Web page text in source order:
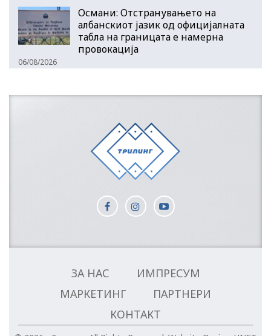
Османи: Отстранувањето на
албанскиот јазик од официјалната
табла на границата е намерна
провокација
06/08/2026
ЗА НАС
ИМПРЕСУМ
МАРКЕТИНГ
ПАРТНЕРИ
КОНТАКТ